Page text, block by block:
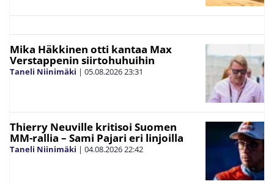
Mika Häkkinen otti kantaa Max
Verstappenin siirtohuhuihin
Taneli Niinimäki | 05.08.202623:31
Thierry Neuville kritisoi Suomen
MM-rallia – Sami Pajari eri linjoilla
Taneli Niinimäki | 04.08.202622:42